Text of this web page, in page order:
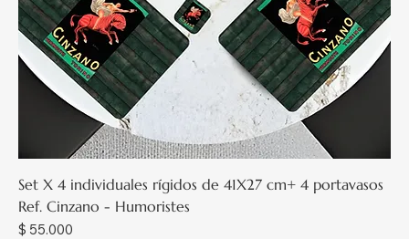
Set X 4 individuales rígidos de 41X27 cm+ 4 portavasos
Ref. Cinzano - Humoristes
Precio
$ 55.000